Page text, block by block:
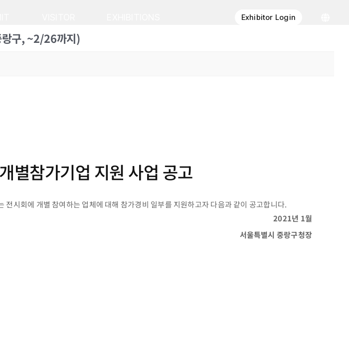
Exhibitor Login
랑구, ~2/26까지)
별참가기업 지원 사업 공고
시회에 개별 참여하는 업체에 대해 참가경비 일부를 지원하고자 다음과 같이 공고합니다.
2021년 1월
서울특별시 중랑구청장